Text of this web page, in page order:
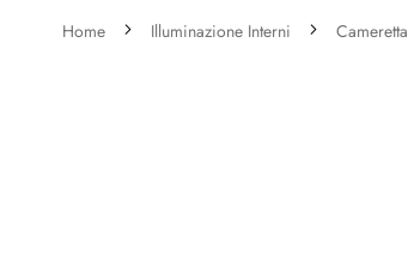
Home Illuminazione Interni Cameretta